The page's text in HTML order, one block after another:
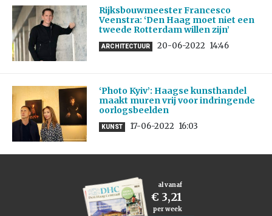
Rijksbouwmeester Francesco
Veenstra: ‘Den Haag moet niet een
tweede Rotterdam willen zijn’
ARCHITECTUUR 20-06-2022 14:46
‘Photo Kyiv’: Haagse kunsthandel
maakt muren vrij voor indringende
oorlogsbeelden
KUNST 17-06-2022 16:03
al vanaf
€ 3,21
per week